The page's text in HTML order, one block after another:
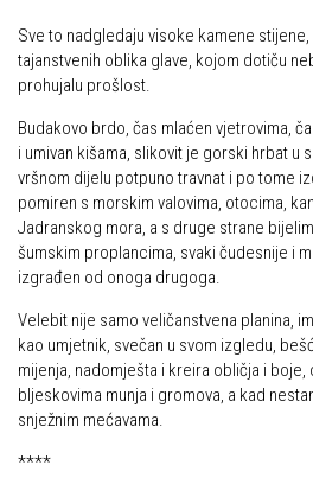
Sve to nadgledaju visoke kamene
tajanstvenih oblika glave, kojom dotiču
prohujalu prošlost.
Budakovo brdo, čas mlaćen vjetrovima,
i umivan kišama, slikovit je gorski hrbat u
vršnom dijelu potpuno travnat i po tome
pomiren s morskim valovima, otocima,
Jadranskog mora, a s druge strane
šumskim proplancima, svaki čudesnije i
izgrađen od onoga drugoga.
Velebit nije samo veličanstvena planina,
kao umjetnik, svečan u svom izgledu,
mijenja, nadomješta i kreira obličja i boje,
bljeskovima munja i gromova, a kad
snježnim mećavama.
****